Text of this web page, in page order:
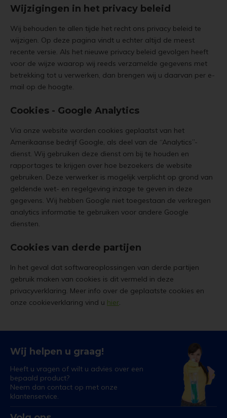
Wijzigingen in het privacy beleid
Wij behouden te allen tijde het recht ons privacy beleid te
wijzigen. Op deze pagina vindt u echter altijd de meest
recente versie. Als het nieuwe privacy beleid gevolgen heeft
voor de wijze waarop wij reeds verzamelde gegevens met
betrekking tot u verwerken, dan brengen wij u daarvan per e-
mail op de hoogte.
Cookies - Google Analytics
Via onze website worden cookies geplaatst van het
Amerikaanse bedrijf Google, als deel van de “Analytics”-
dienst. Wij gebruiken deze dienst om bij te houden en
rapportages te krijgen over hoe bezoekers de website
gebruiken. Deze verwerker is mogelijk verplicht op grond van
geldende wet- en regelgeving inzage te geven in deze
gegevens. Wij hebben Google niet toegestaan de verkregen
analytics informatie te gebruiken voor andere Google
diensten.
Cookies van derde partijen
In het geval dat softwareoplossingen van derde partijen
gebruik maken van cookies is dit vermeld in deze
privacyverklaring. Meer info over de geplaatste cookies en
onze cookieverklaring vind u hier.
Wij helpen u graag!
Heeft u vragen of wilt u advies over een
bepaald product?
Neem dan contact op met onze
klantenservice.